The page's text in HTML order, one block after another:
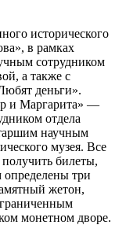
исторического
в рамках
сотрудником
а также с
деньги».
и Маргарита» —
отдела
научным
музея. Все
получить билеты,
определены три
жетон,
монетном дворе.